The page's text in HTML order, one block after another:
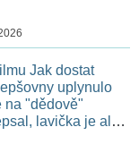
Jak dostat
uplynulo
na "dědově"
lavička je ale